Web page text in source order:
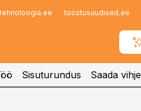
toostusuudised.ee
Sisuturundus Saada vihje